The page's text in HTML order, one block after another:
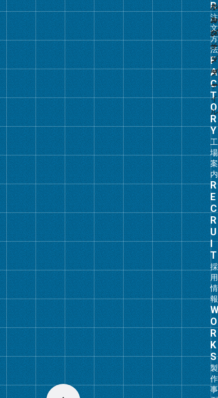
注
文
方
法
リ
ン
ク
工
場
案
内
グ
ル
ー
プ
リ
ン
ク
採
用
情
報
グ
ル
ー
プ
リ
ン
ク
製
作
事
グ
ル
ー
プ
リ
ン
ク
ル
・
バ
イ
ン
ダ
ー
イ
ン
ダ
ー
ル
カ
レ
ン
ダ
ー
ホ
ル
ダ
ー
・
フ
ァ
イ
ル